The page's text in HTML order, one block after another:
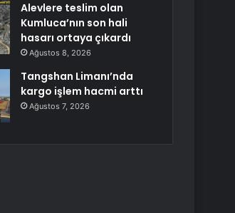
Alevlere teslim olan
Kumluca’nın son hali
hasarı ortaya çıkardı
Ağustos 8, 2026
Tangshan Limanı’nda
kargo işlem hacmi arttı
Ağustos 7, 2026